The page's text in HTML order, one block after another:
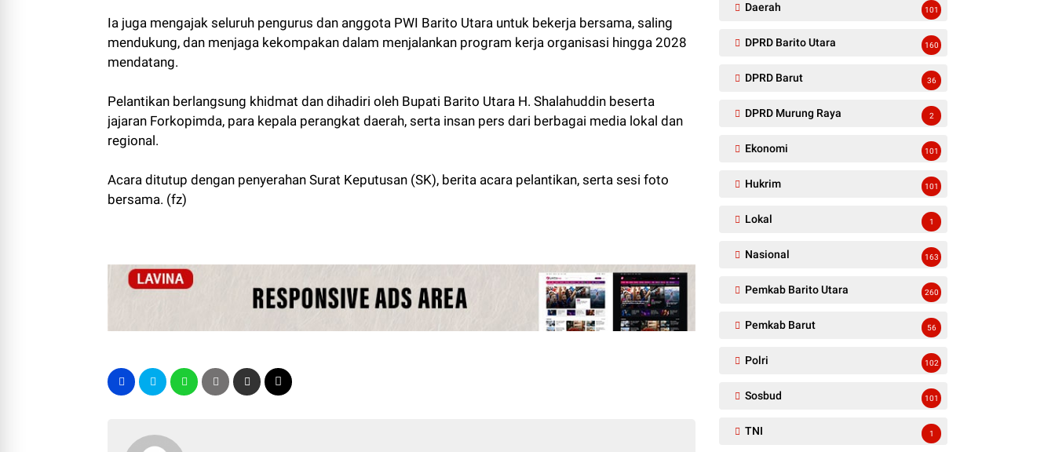
Ia juga mengajak seluruh pengurus dan anggota PWI Barito Utara untuk bekerja bersama, saling
mendukung, dan menjaga kekompakan dalam menjalankan program kerja organisasi hingga 2028
mendatang.
Pelantikan berlangsung khidmat dan dihadiri oleh Bupati Barito Utara H. Shalahuddin beserta
jajaran Forkopimda, para kepala perangkat daerah, serta insan pers dari berbagai media lokal dan
regional.
Acara ditutup dengan penyerahan Surat Keputusan (SK), berita acara pelantikan, serta sesi foto
bersama. (fz)
Daerah 101
DPRD Barito Utara 160
DPRD Barut 36
DPRD Murung Raya 2
Ekonomi 101
Hukrim 101
Lokal 1
Nasional 163
Pemkab Barito Utara 260
Pemkab Barut 56
Polri 102
Sosbud 101
TNI 1